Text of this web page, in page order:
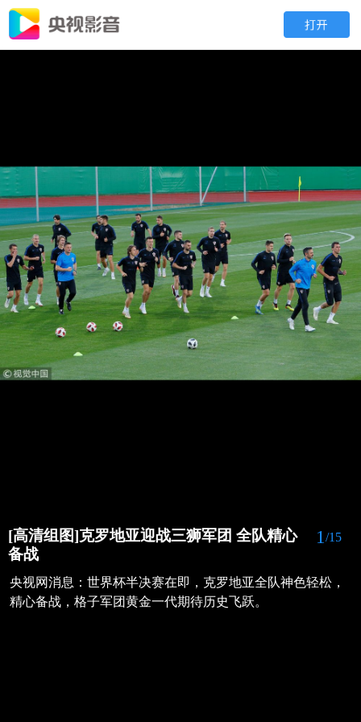
1/15
[高清组图]克罗地亚迎战三狮军团 全队精心
备战
央视网消息：世界杯半决赛在即，克罗地亚全队神色轻松，
精心备战，格子军团黄金一代期待历史飞跃。